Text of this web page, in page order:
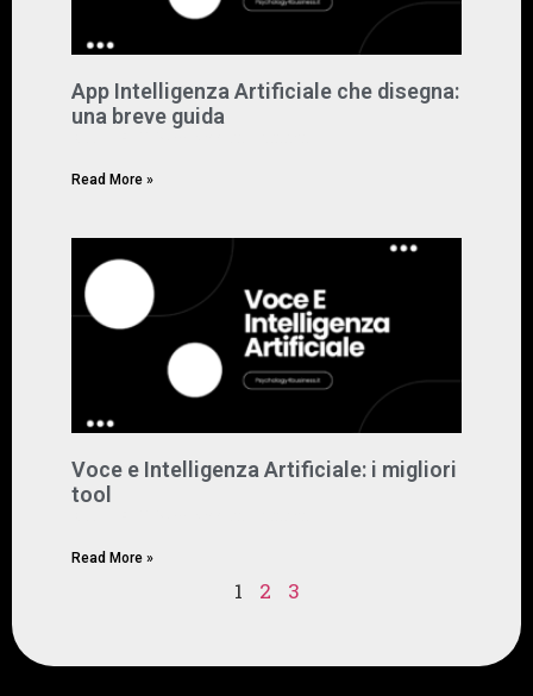
App Intelligenza Artificiale che disegna:
una breve guida
Read More »
Voce e Intelligenza Artificiale: i migliori
tool
Read More »
1 2 3